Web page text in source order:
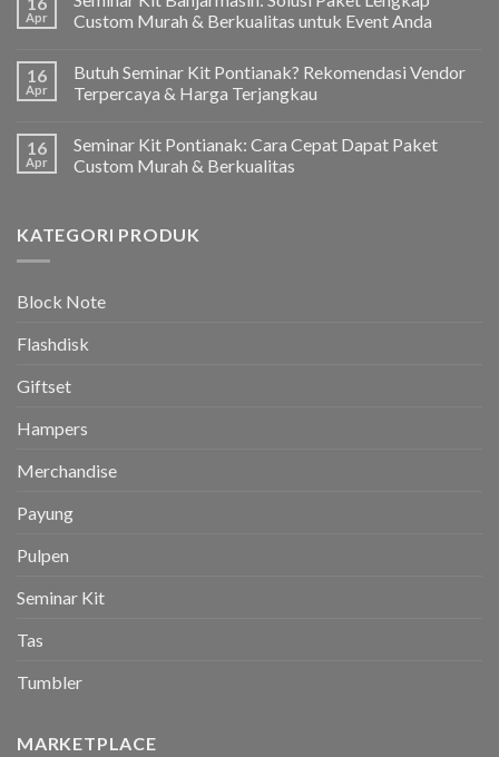
Apr
Custom Murah & Berkualitas untuk Event Anda
16
Apr
Butuh Seminar Kit Pontianak? Rekomendasi Vendor
Terpercaya & Harga Terjangkau
16
Apr
Seminar Kit Pontianak: Cara Cepat Dapat Paket
Custom Murah & Berkualitas
KATEGORI PRODUK
Block Note
Flashdisk
Giftset
Hampers
Merchandise
Payung
Pulpen
Seminar Kit
Tas
Tumbler
MARKETPLACE